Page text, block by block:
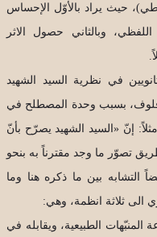
حيث يراد بالأوّل الإحساس
وبالثاني حصول الاثر
في نظرية السيد الشهيد
بسبب وحدة المصطلح في
إنّ «السيد الشهيد يصرّح بأنّ
تصوّر ما وجد مقترناً به بنحو
التشابه بين ما ذكره هنا وما
الى ثلاثة انظمة، وهي:
الطبيعية، ويقابله في